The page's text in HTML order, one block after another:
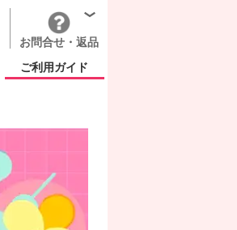
お問合せ・返品
ご利用ガイド